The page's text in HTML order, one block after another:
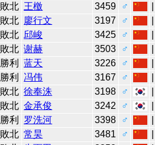
敗北 王檄 3459 ♂
敗北 廖行文 3197 ♂
敗北 邱峻 3425 ♂
敗北 谢赫 3503 ♂
勝利 蓝天 3226 ♂
勝利 冯伟 3167 ♂
敗北 徐奉洙 3198 ♂
敗北 金承俊 3242 ♂
勝利 罗洗河 3398 ♂
敗北 常昊 3481 ♂